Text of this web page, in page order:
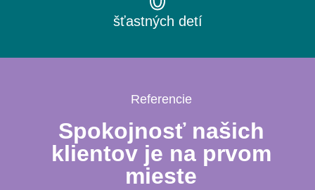
šťastných detí
Referencie
Spokojnosť našich
klientov je na prvom
mieste